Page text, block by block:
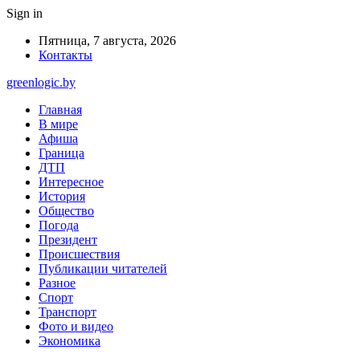
Sign in
Пятница, 7 августа, 2026
Контакты
greenlogic.by
Главная
В мире
Афиша
Граница
ДТП
Интересное
История
Общество
Погода
Президент
Происшествия
Публикации читателей
Разное
Спорт
Транспорт
Фото и видео
Экономика